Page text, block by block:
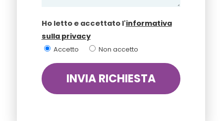
Ho letto e accettato l'informativa
sulla privacy
Accetto Non accetto